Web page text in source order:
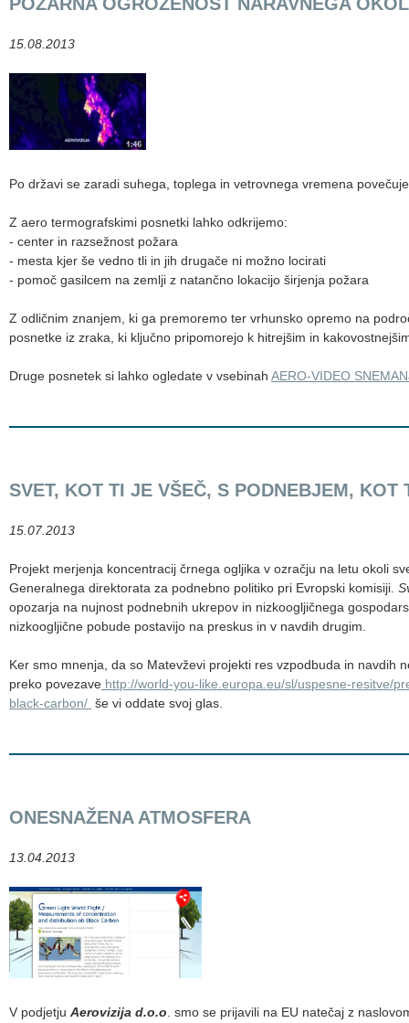
15.08.2013
Po državi se zaradi suhega, toplega in vetrovnega vremena
Z aero termografskimi posnetki lahko odkrijemo:
- center in razsežnost požara
- mesta kjer še vedno tli in jih drugače ni možno locirati
- pomoč gasilcem na zemlji z natančno lokacijo širjenja požara
Z odličnim znanjem, ki ga premoremo ter vrhunsko opremo na
posnetke iz zraka, ki ključno pripomorejo k hitrejšim in
Druge posnetek si lahko ogledate v vsebinah AERO-VIDEO
SVET, KOT TI JE VŠEČ, S PODNEBJEM, KOT
15.07.2013
Projekt merjenja koncentracij črnega ogljika v ozračju na letu okoli
Generalnega direktorata za podnebno politiko pri Evropski komisiji.
opozarja na nujnost podnebnih ukrepov in nizkoogljičnega
nizkoogljične pobude postavijo na preskus in v navdih drugim.
Ker smo mnenja, da so Matevževi projekti res vzpodbuda in navdih
preko povezave http://world-you-like.europa.eu/sl/uspesne-resitve/
black-carbon/ še vi oddate svoj glas.
ONESNAŽENA ATMOSFERA
13.04.2013
V podjetju Aerovizija d.o.o . smo se prijavili na EU natečaj z